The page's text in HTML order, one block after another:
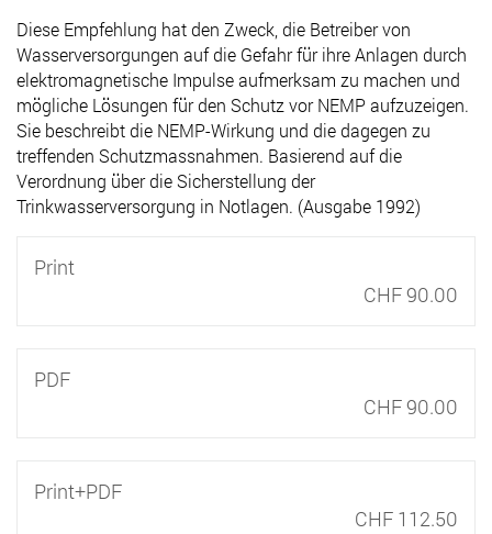
Diese Empfehlung hat den Zweck, die Betreiber von
Wasserversorgungen auf die Gefahr für ihre Anlagen durch
elektromagnetische Impulse aufmerksam zu machen und
mögliche Lösungen für den Schutz vor NEMP aufzuzeigen.
Sie beschreibt die NEMP-Wirkung und die dagegen zu
treffenden Schutzmassnahmen. Basierend auf die
Verordnung über die Sicherstellung der
Trinkwasserversorgung in Notlagen. (Ausgabe 1992)
Print
CHF 90.00
PDF
CHF 90.00
Print+PDF
CHF 112.50